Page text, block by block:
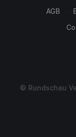
AGB
© Rundschau